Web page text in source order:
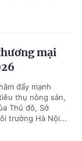
mại
đẩy mạnh
thụ nông sản,
Thủ đô, Sở
trường Hà Nội...